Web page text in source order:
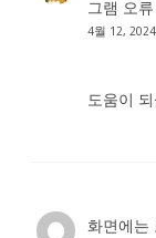
그램 오
4월 12, 2024
도움이
화면에는